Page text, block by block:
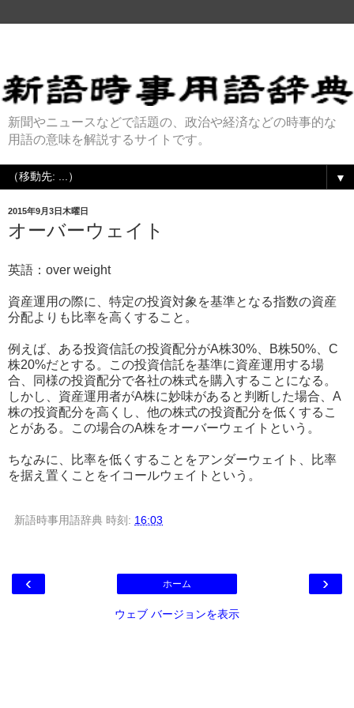
新聞やニュースなどで話題の、政治や経済などの時事的な
用語の意味を解説するサイトです。
▼
2015年9月3日木曜日
オーバーウェイト
英語：over weight
資産運用の際に、特定の投資対象を基準となる指数の資産
分配よりも比率を高くすること。
例えば、ある投資信託の投資配分がA株30%、B株50%、C
株20%だとする。この投資信託を基準に資産運用する場
合、同様の投資配分で各社の株式を購入することになる。
しかし、資産運用者がA株に妙味があると判断した場合、A
株の投資配分を高くし、他の株式の投資配分を低くするこ
とがある。この場合のA株をオーバーウェイトという。
ちなみに、比率を低くすることをアンダーウェイト、比率
を据え置くことをイコールウェイトという。
新語時事用語辞典 時刻: 16:03
‹ ›
ホーム
ウェブ バージョンを表示